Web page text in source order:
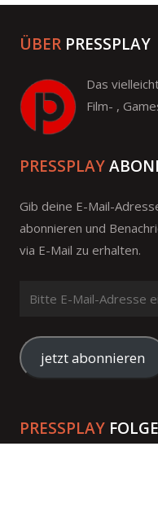
ÜBER PRESSPLAY
Das
Film- ,
PRESSPLAY
Gib deine E-Mail-
abonnieren und
via E-Mail zu erhalten.
Mail-
Adresse
eingeben
jetzt abonnieren
PRESSPLAY